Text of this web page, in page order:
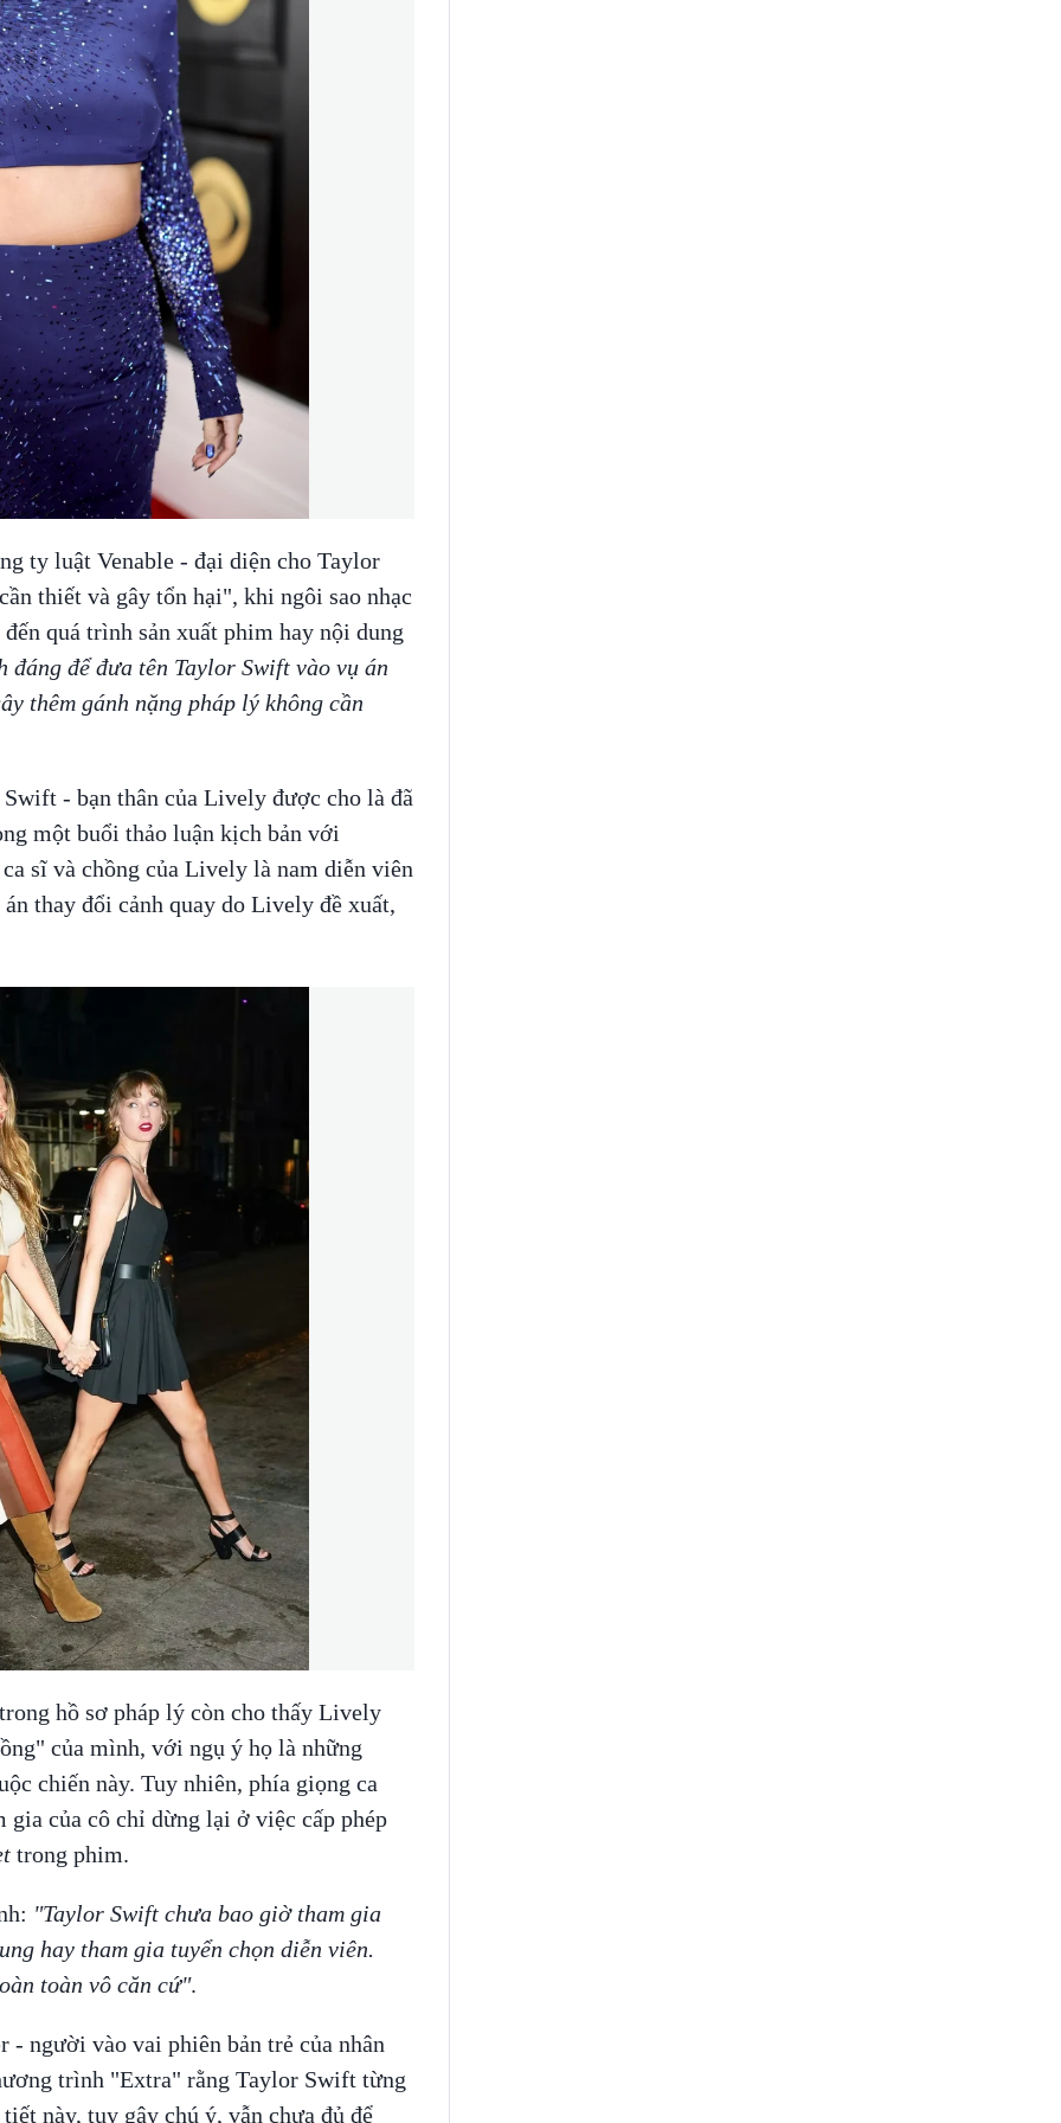
ty luật Venable - đại diện cho Taylor
thiết và gây tổn hại", khi ngôi sao nhạc
quá trình sản xuất phim hay nội dung
để đưa tên Taylor Swift vào vụ án
thêm gánh nặng pháp lý không cần
- bạn thân của Lively được cho là đã
một buổi thảo luận kịch bản với
sĩ và chồng của Lively là nam diễn viên
thay đổi cảnh quay do Lively đề xuất,
hồ sơ pháp lý còn cho thấy Lively
của mình, với ngụ ý họ là những
chiến này. Tuy nhiên, phía giọng ca
gia của cô chỉ dừng lại ở việc cấp phép
trong phim.
"Taylor Swift chưa bao giờ tham gia
hay tham gia tuyển chọn diễn viên.
toàn vô căn cứ".
- người vào vai phiên bản trẻ của nhân
trình "Extra" rằng Taylor Swift từng
này, tuy gây chú ý, vẫn chưa đủ để